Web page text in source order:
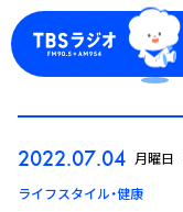
ログイン
2022.07.04 月曜日
ライフスタイル・健康